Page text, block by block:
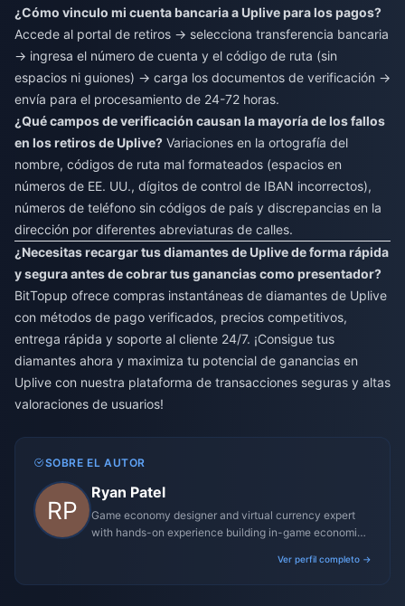
¿Cómo vinculo mi cuenta bancaria a Uplive para los pagos?
Accede al portal de retiros → selecciona transferencia bancaria
→ ingresa el número de cuenta y el código de ruta (sin
espacios ni guiones) → carga los documentos de verificación →
envía para el procesamiento de 24-72 horas.
¿Qué campos de verificación causan la mayoría de los fallos
en los retiros de Uplive? Variaciones en la ortografía del
nombre, códigos de ruta mal formateados (espacios en
números de EE. UU., dígitos de control de IBAN incorrectos),
números de teléfono sin códigos de país y discrepancias en la
dirección por diferentes abreviaturas de calles.
¿Necesitas recargar tus diamantes de Uplive de forma rápida
y segura antes de cobrar tus ganancias como presentador?
BitTopup ofrece compras instantáneas de diamantes de Uplive
con métodos de pago verificados, precios competitivos,
entrega rápida y soporte al cliente 24/7. ¡Consigue tus
diamantes ahora y maximiza tu potencial de ganancias en
Uplive con nuestra plataforma de transacciones seguras y altas
valoraciones de usuarios!
SOBRE EL AUTOR
Ryan Patel
Game economy designer and virtual currency expert
with hands-on experience building in-game economies
Ver perfil completo →